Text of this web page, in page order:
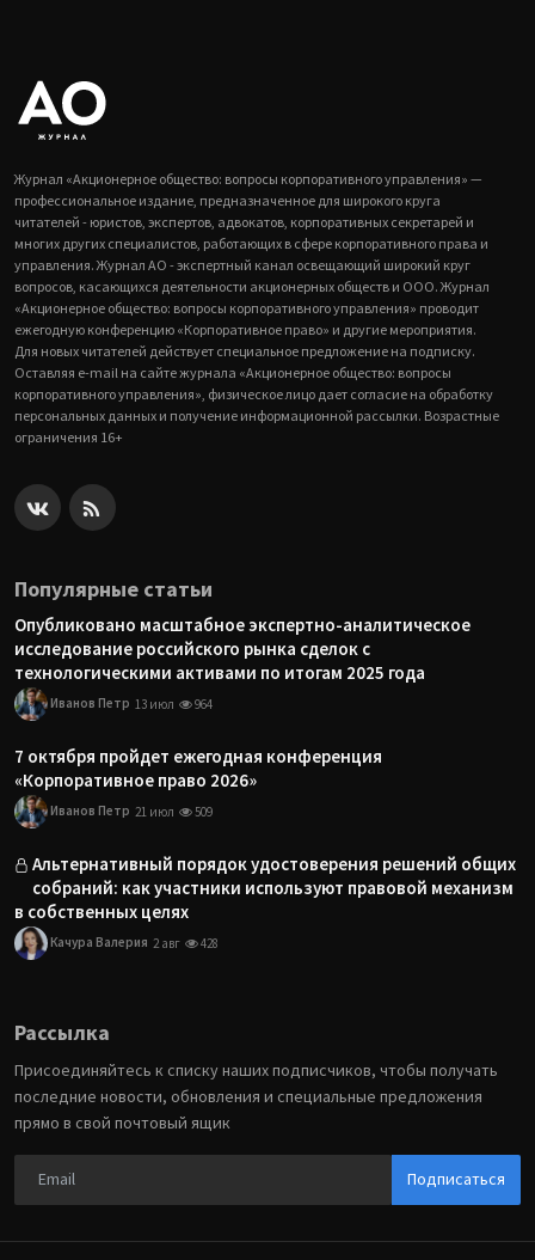
Журнал «Акционерное общество: вопросы корпоративного управления» —
профессиональное издание, предназначенное для широкого круга
читателей - юристов, экспертов, адвокатов, корпоративных секретарей и
многих других специалистов, работающих в сфере корпоративного права и
управления. Журнал АО - экспертный канал освещающий широкий круг
вопросов, касающихся деятельности акционерных обществ и ООО. Журнал
«Акционерное общество: вопросы корпоративного управления» проводит
ежегодную конференцию «Корпоративное право» и другие мероприятия.
Для новых читателей действует специальное предложение на подписку.
Оставляя e-mail на сайте журнала «Акционерное общество: вопросы
корпоративного управления», физическое лицо дает согласие на обработку
персональных данных и получение информационной рассылки. Возрастные
ограничения 16+
Популярные статьи
Опубликовано масштабное экспертно-аналитическое
исследование российского рынка сделок с
технологическими активами по итогам 2025 года
Иванов Петр 13 июл 964
7 октября пройдет ежегодная конференция
«Корпоративное право 2026»
Иванов Петр 21 июл 509
Альтернативный порядок удостоверения решений общих
собраний: как участники используют правовой механизм
в собственных целях
Качура Валерия 2 авг 428
Рассылка
Присоединяйтесь к списку наших подписчиков, чтобы получать
последние новости, обновления и специальные предложения
прямо в свой почтовый ящик
Подписаться